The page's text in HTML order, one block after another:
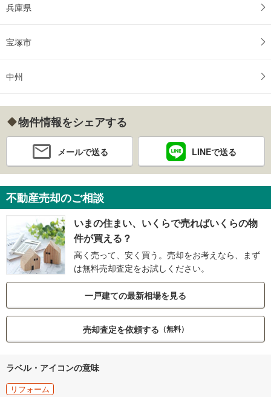
兵庫県
宝塚市
中州
物件情報をシェアする
メールで送る LINEで送る
不動産売却のご相談
いまの住まい、いくらで売ればいくらの物
件が買える？
高く売って、安く買う。売却をお考えなら、まず
は無料売却査定をお試しください。
一戸建ての最新相場を見る
売却査定を依頼する （無料）
ラベル・アイコンの意味
リフォーム